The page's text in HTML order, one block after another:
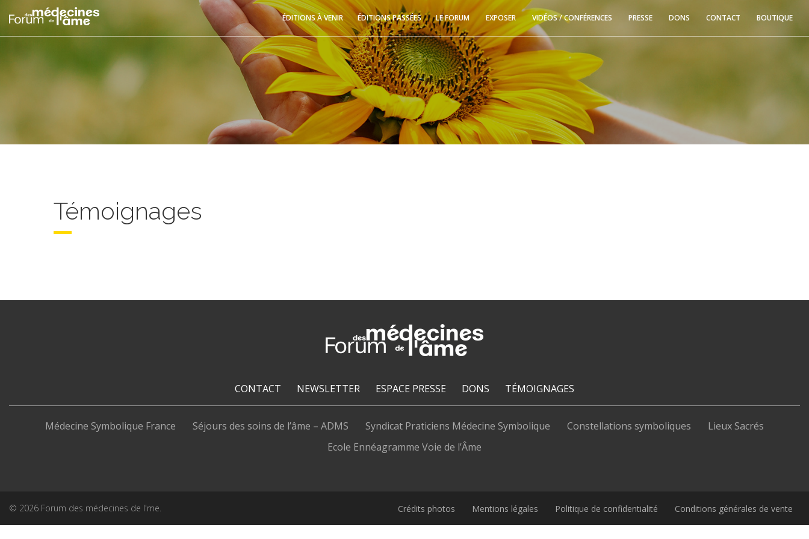
ÉDITIONS À VENIR ÉDITIONS PASSÉES LE FORUM EXPOSER VIDÉOS / CONFÉRENCES PRESSE DONS CONTACT BOUTIQUE
Témoignages
CONTACT NEWSLETTER ESPACE PRESSE DONS TÉMOIGNAGES
Médecine Symbolique France Séjours des soins de l’âme – ADMS Syndicat Praticiens Médecine Symbolique Constellations symboliques
Lieux Sacrés
Ecole Ennéagramme Voie de l’Âme
© 2026 Forum des médecines de l'me. Crédits photos Mentions légales Politique de confidentialité Conditions générales de vente